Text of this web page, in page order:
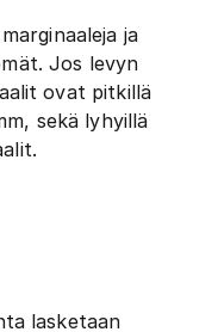
ja
Jos levyn
ovat pitkillä
sekä lyhyillä
lasketaan